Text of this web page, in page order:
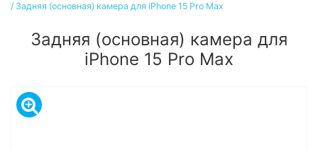
/ Задняя (основная) камера для iPhone 15 Pro Max
Задняя (основная) камера для
iPhone 15 Pro Max